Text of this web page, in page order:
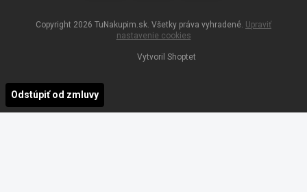
Vytvoril Shoptet
Copyright 2026 TuNakupim.sk. Všetky práva vyhradené. Upraviť
nastavenie cookies
Odstúpiť od zmluvy